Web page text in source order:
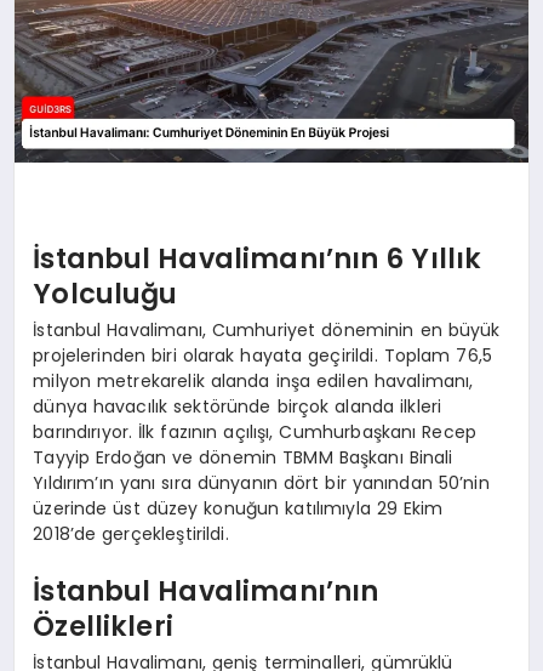
İstanbul Havalimanı’nın 6 Yıllık
Yolculuğu
İstanbul Havalimanı, Cumhuriyet döneminin en büyük
projelerinden biri olarak hayata geçirildi. Toplam 76,5
milyon metrekarelik alanda inşa edilen havalimanı,
dünya havacılık sektöründe birçok alanda ilkleri
barındırıyor. İlk fazının açılışı, Cumhurbaşkanı Recep
Tayyip Erdoğan ve dönemin TBMM Başkanı Binali
Yıldırım’ın yanı sıra dünyanın dört bir yanından 50’nin
üzerinde üst düzey konuğun katılımıyla 29 Ekim
2018’de gerçekleştirildi.
İstanbul Havalimanı’nın
Özellikleri
İstanbul Havalimanı, geniş terminalleri, gümrüklü